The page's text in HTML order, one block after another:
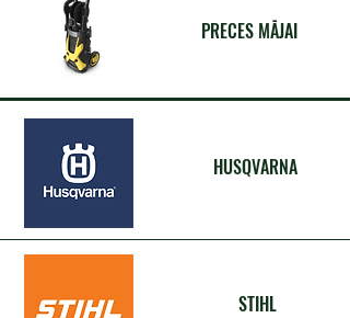
PRECES MĀJAI
HUSQVARNA
STIHL